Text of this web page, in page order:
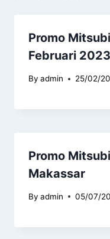
Promo
Februari 2023
By admin 25/02/
Promo
Makassar
By admin 05/07/